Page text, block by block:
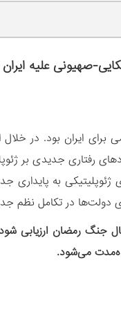
صهیونی علیه ایران
ایران بود. در خلال
رفتاری جدیدی بر
واکنش‌ها در خلال روندهای
در تکامل نظم
رمضان ارزیابی شود.
می‌شود.